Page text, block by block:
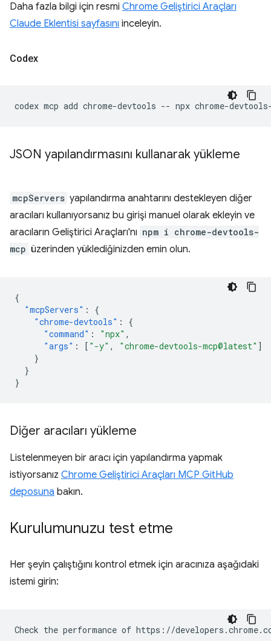
Daha fazla bilgi için resmi Chrome Geliştirici Araçları
Claude Eklentisi sayfasını inceleyin.
Codex
codex mcp add chrome-devtools -- npx
JSON yapılandırmasını kullanarak yükleme
mcpServers yapılandırma anahtarını destekleyen diğer
aracıları kullanıyorsanız bu girişi manuel olarak ekleyin ve
aracıların Geliştirici Araçları'nı npm i chrome-devtools-
mcp üzerinden yüklediğinizden emin olun.
{
"mcpServers" :
{
"chrome-devtools" :
{
"command" : "npx" ,
"args" : [ "-y" , "chrome-devtools-mcp@latest" ]
}
}
}
Diğer aracıları yükleme
Listelenmeyen bir aracı için yapılandırma yapmak
istiyorsanız Chrome Geliştirici Araçları MCP GitHub
deposuna bakın.
Kurulumunuzu test etme
Her şeyin çalıştığını kontrol etmek için aracınıza aşağıdaki
istemi girin: